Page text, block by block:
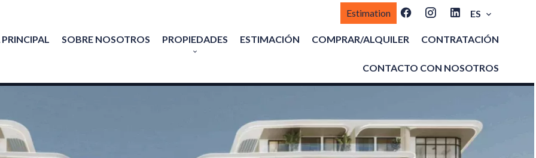
Estimation ES
SOBRE NOSOTROS PROPIEDADES ESTIMACIÓN COMPRAR/ALQUILER CONTRATACIÓN
CONTACTO CON NOSOTROS